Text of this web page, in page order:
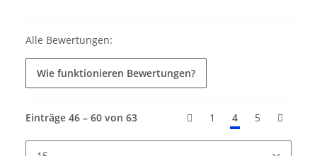
Alle Bewertungen:
Wie funktionieren Bewertungen?
Einträge 46 – 60 von 63 1 4 5